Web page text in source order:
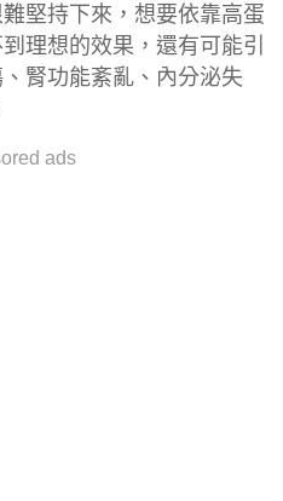
堅持下來，想要依靠高蛋
理想的效果，還有可能引
腎功能紊亂、內分泌失
ads